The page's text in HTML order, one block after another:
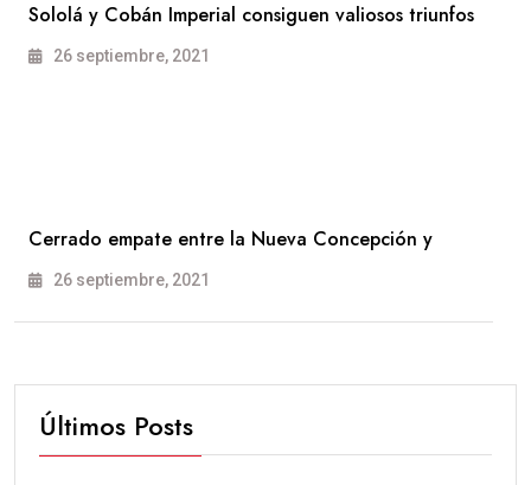
Sololá y Cobán Imperial consiguen valiosos triunfos
26 septiembre, 2021
Cerrado empate entre la Nueva Concepción y
26 septiembre, 2021
Últimos Posts